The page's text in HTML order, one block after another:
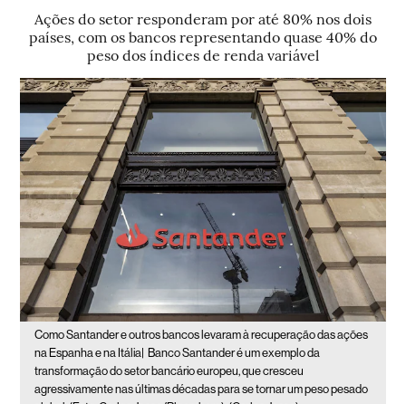
Ações do setor responderam por até 80% nos dois
países, com os bancos representando quase 40% do
peso dos índices de renda variável
Como Santander e outros bancos levaram à recuperação das ações
na Espanha e na Itália|
Banco Santander é um exemplo da
transformação do setor bancário europeu, que cresceu
agressivamente nas últimas décadas para se tornar um peso pesado